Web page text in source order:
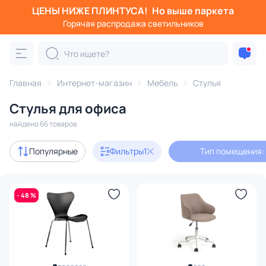
ЦЕНЫ НИЖЕ ПЛИНТУСА! Но выше паркета
Горячая распродажа светильников
Главная Интернет-магазин Мебель Стулья
Стулья для офиса
найдено 66 товаров
Популярные Фильтры1 Тип
- 48 %
Фильтры
Категория:
низкие для кухни офисные
Акции 2
Доставка